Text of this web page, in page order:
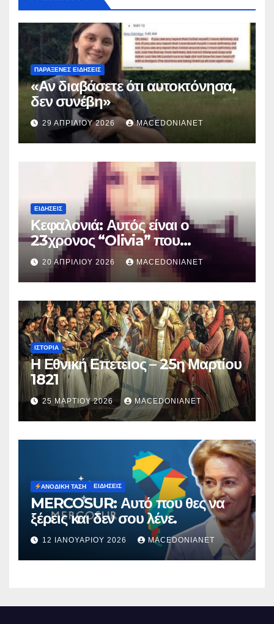
ΠΑΡΆΞΕΝΕΣ ΕΙΔΉΣΕΙΣ
«Αν διαβάσετε ότι αυτοκτόνησα,
δεν συνέβη»
29 ΑΠΡΙΛΊΟΥ 2026 MACEDONIANET
ΕΙΔΉΣΕΙΣ
Κεφαλονιά: Αυτός είναι ο
23χρονος “Olivia” που
κατηγορείται για τον θάνατο της
Μυρτούς
20 ΑΠΡΙΛΊΟΥ 2026 MACEDONIANET
ΙΣΤΟΡΊΑ
Η Εθνική Επετειος – 25η Μαρτίου
1821
25 ΜΑΡΤΊΟΥ 2026 MACEDONIANET
ΑΝΟΔΙΚΉ ΤΆΣΗ ΕΙΔΉΣΕΙΣ
MERCOSUR: Αυτό που θες να
ξέρεις και δεν σου λένε.
12 ΙΑΝΟΥΑΡΊΟΥ 2026 MACEDONIANET